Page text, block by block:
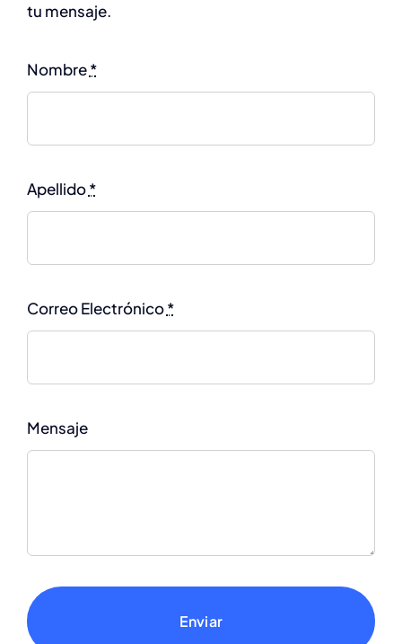
tu mensaje.
Nombre*
Apellido*
Correo Electrónico*
Mensaje
Enviar